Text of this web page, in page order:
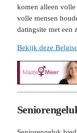
komen alleen volle
volle mensen
datingsite met een
Bekijk deze